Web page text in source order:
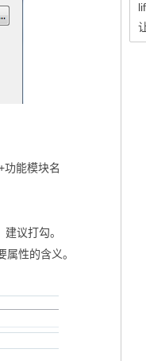
功能模块名
议打勾。
性的含义。